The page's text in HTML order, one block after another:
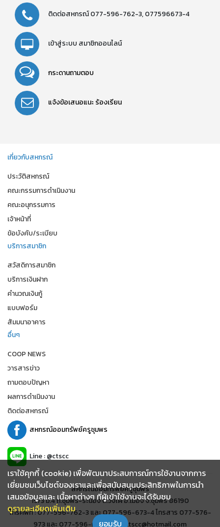
ติดต่อสหกรณ์077-596-762-3,077596673-4
เข้าสู่ระบบ สมาชิกออนไลน์
กระดานถามตอบ
แจ้งข้อเสนอแนะร้องเรียน
เกี่ยวกับสหกรณ์
ประวัติสหกรณ์
คณะกรรมการดำเนินงาน
คณะอนุกรรมการ
เจ้าหน้าที่
ข้อบังคับ/ระเบียบ
บริการสมาชิก
สวัสดิการสมาชิก
บริการเงินฝาก
คำนวณเงินกู้
แบบฟอร์ม
สัมมนาอาคาร
อื่นๆ
COOP NEWS
วารสารข่าว
ถามตอบปัญหา
ผลการดำเนินงาน
ติดต่อสหกรณ์
สหกรณ์ออมทรัพย์ครูชุมพร
Line : @ctscc
สหกรณ์ออมทรัพย์ครูชุมพร
19/3 ม.4 ถ.ชุมพร-ระนอง ต.วังไผ่ อ.เมือง จ.ชุมพร 86190
โทรศัพท์ : 077-596-762-3 และ 077-596-673-4 โทรสาร 077-576-
973 และ 077-596-678 อีเมล์ : ctscc@hotmail.com
เราใช้คุกกี้ (cookie) เพื่อพัฒนาประสบการณ์การใช้งานจากการ
เยี่ยมชมเว็บไซต์ของเราและเพื่อสนับสนุนประสิทธิภาพในการนำ
เสนอข้อมูลและ เนื้อหาต่างๆ ที่ผู้เข้าใช้งานจะได้รับชม
ดูรายละเอียดเพิ่มเติม
ยอมรับ